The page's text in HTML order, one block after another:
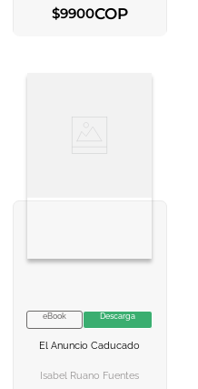
$9900COP
VER INFORMACION
eBook Descarga
El Anuncio Caducado
Isabel Ruano Fuentes